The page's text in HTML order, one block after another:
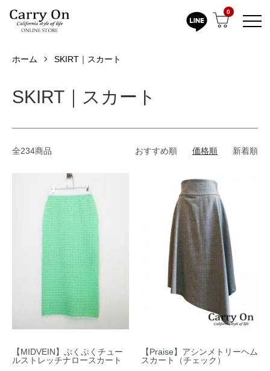
0
ホーム SKIRT｜スカート
SKIRT｜スカート
全234商品 おすすめ順 価格順 新着順
【MIDVEIN】ぷくぷくチュー
ルストレッチナロースカート
【Praise】アシンメトリーヘム
スカート（チェック）